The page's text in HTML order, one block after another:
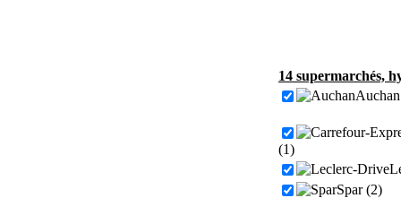
14 supermarchés,
(1)
Spar (2)